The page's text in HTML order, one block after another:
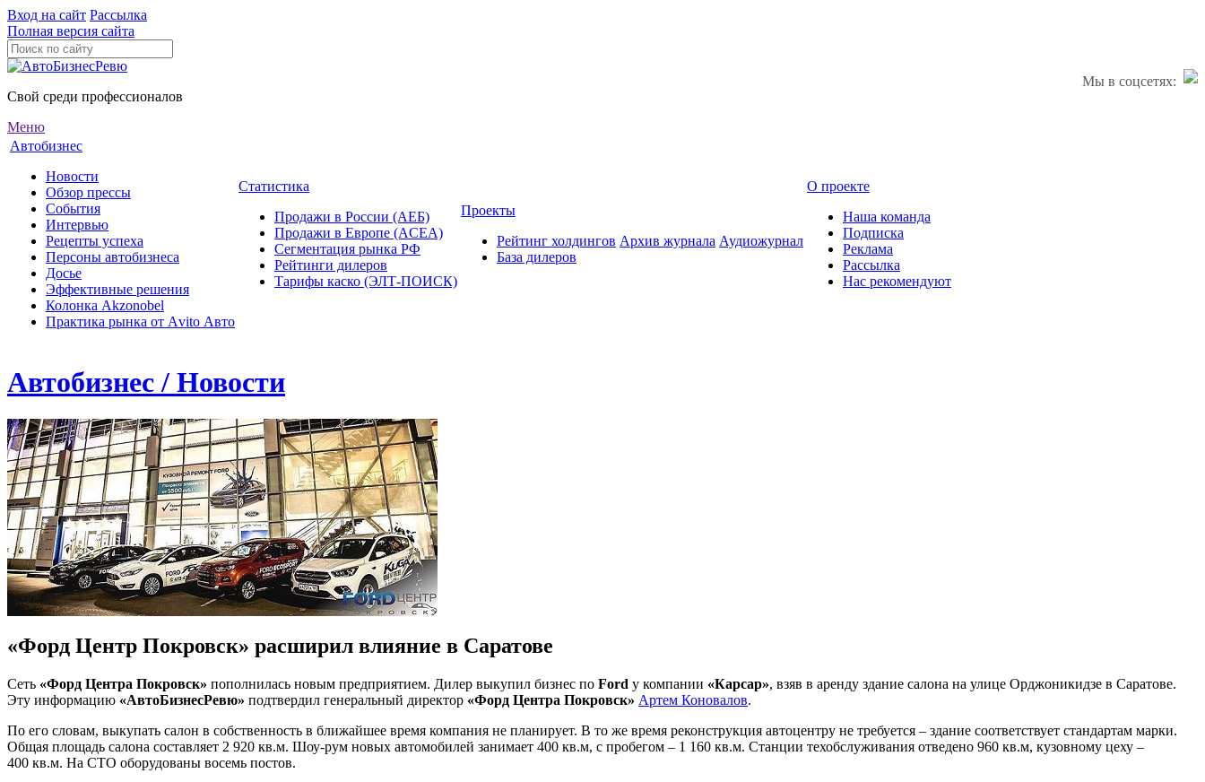
Вход на сайт Рассылка
Полная версия сайта
Мы в соцсетях:
Свой среди профессионалов
Меню
Автобизнес
Новости
Обзор прессы
События
Интервью
Рецепты успеха
Персоны автобизнеса
Досье
Эффективные решения
Колонка Akzonobel
Практика рынка от Аvito Авто
Статистика
Продажи в России (АЕБ)
Продажи в Европе (ACEA)
Сегментация рынка РФ
Рейтинги дилеров
Тарифы каско (ЭЛТ-ПОИСК)
Проекты
Рейтинг холдингов
База дилеров
Архив журнала Аудиожурнал
О проекте
Наша команда
Подписка
Реклама
Рассылка
Нас рекомендуют
Автобизнес / Новости
«Форд Центр Покровск» расширил влияние в Саратове
Сеть «Форд Центра Покровск» пополнилась новым предприятием. Дилер выкупил бизнес по Ford у компании «Карсар», взяв в аренду здание салона на улице Орджоникидзе в Саратове.
Эту информацию «АвтоБизнесРевю» подтвердил генеральный директор «Форд Центра Покровск» Артем Коновалов.
По его словам, выкупать салон в собственность в ближайшее время компания не планирует. В то же время реконструкция автоцентру не требуется – здание соответствует стандартам марки.
Общая площадь салона составляет 2 920 кв.м. Шоу-рум новых автомобилей занимает 400 кв.м, с пробегом – 1 160 кв.м. Станции техобслуживания отведено 960 кв.м, кузовному цеху –
400 кв.м. На СТО оборудованы восемь постов.